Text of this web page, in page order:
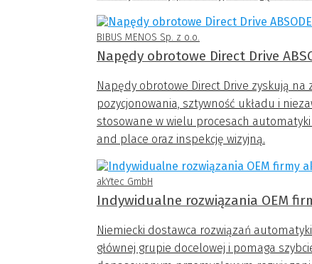
BIBUS MENOS Sp. z o.o.
Napędy obrotowe Direct Drive
Napędy obrotowe Direct Drive zyskują na
pozycjonowania, sztywność układu i
stosowane w wielu procesach
and place oraz inspekcję wizyjną.
akYtec GmbH
Indywidualne rozwiązania OEM
Niemiecki dostawca rozwiązań
głównej grupie docelowej i pomaga